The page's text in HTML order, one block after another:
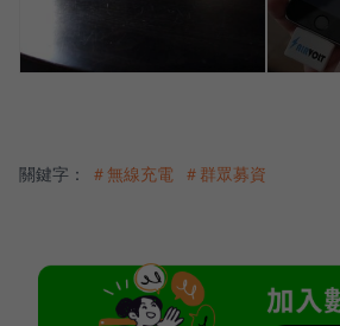
關鍵字： ＃無線充電 ＃群眾募資